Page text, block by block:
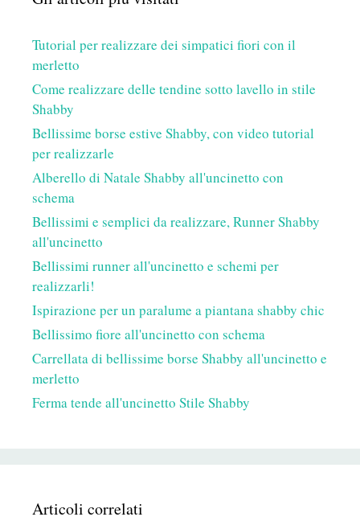
Tutorial per realizzare dei simpatici fiori con il
merletto
Come realizzare delle tendine sotto lavello in stile
Shabby
Bellissime borse estive Shabby, con video tutorial
per realizzarle
Alberello di Natale Shabby all'uncinetto con
schema
Bellissimi e semplici da realizzare, Runner Shabby
all'uncinetto
Bellissimi runner all'uncinetto e schemi per
realizzarli!
Ispirazione per un paralume a piantana shabby chic
Bellissimo fiore all'uncinetto con schema
Carrellata di bellissime borse Shabby all'uncinetto e
merletto
Ferma tende all'uncinetto Stile Shabby
Articoli correlati